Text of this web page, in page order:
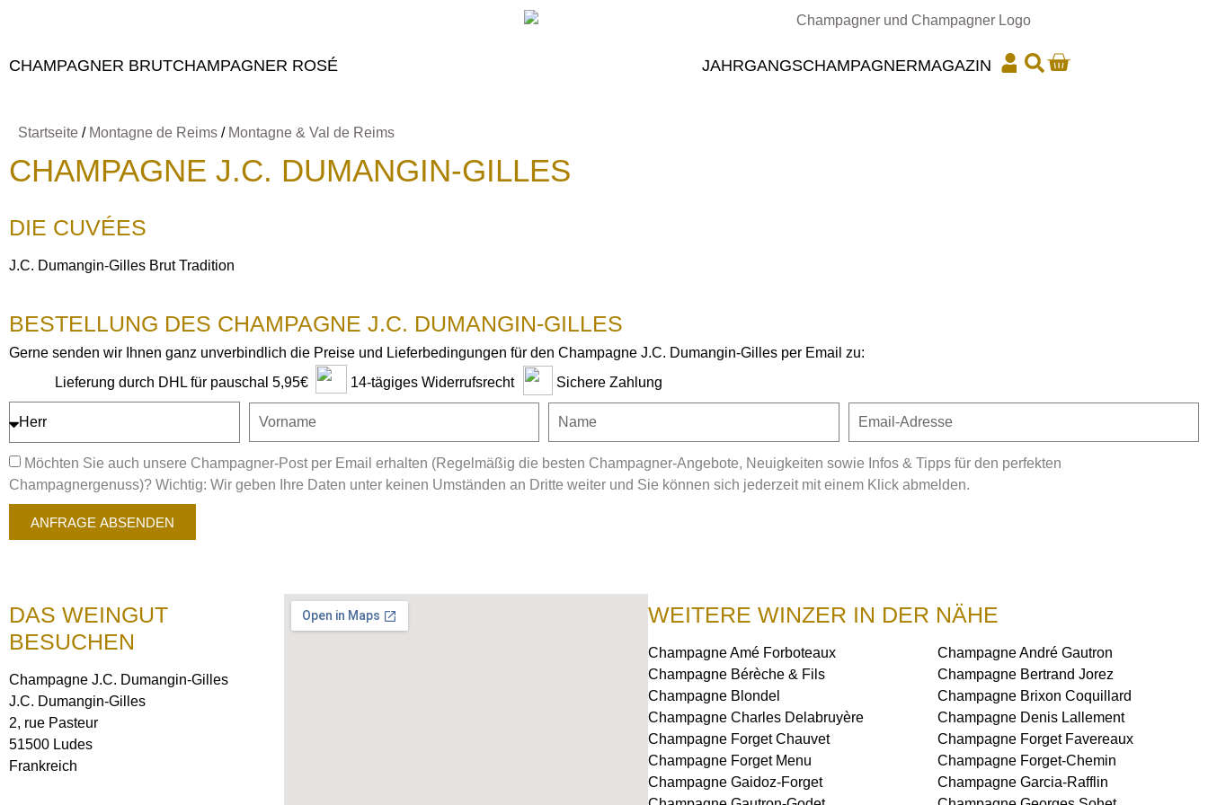
CHAMPAGNER BRUTCHAMPAGNER ROSÉ JAHRGANGSCHAMPAGNERMAGAZIN
Startseite / Montagne de Reims / Montagne & Val de Reims
CHAMPAGNE J.C. DUMANGIN-GILLES
DIE CUVÉES
J.C. Dumangin-Gilles Brut Tradition
BESTELLUNG DES CHAMPAGNE J.C. DUMANGIN-GILLES
Gerne senden wir Ihnen ganz unverbindlich die Preise und Lieferbedingungen für den Champagne J.C. Dumangin-Gilles per Email zu:
Lieferung durch DHL für pauschal 5,95€
14-tägiges Widerrufsrecht Sichere Zahlung
Möchten Sie auch unsere Champagner-Post per Email erhalten (Regelmäßig die besten Champagner-Angebote, Neuigkeiten sowie Infos & Tipps für den perfekten
Champagnergenuss)? Wichtig: Wir geben Ihre Daten unter keinen Umständen an Dritte weiter und Sie können sich jederzeit mit einem Klick abmelden.
ANFRAGE ABSENDEN
DAS WEINGUT
BESUCHEN
Champagne J.C. Dumangin-Gilles
J.C. Dumangin-Gilles
2, rue Pasteur
51500 Ludes
Frankreich
WEITERE WINZER IN DER NÄHE
Champagne Amé Forboteaux
Champagne André Gautron
Champagne Bérèche & Fils
Champagne Bertrand Jorez
Champagne Blondel
Champagne Brixon Coquillard
Champagne Charles Delabruyère
Champagne Denis Lallement
Champagne Forget Chauvet
Champagne Forget Favereaux
Champagne Forget Menu
Champagne Forget-Chemin
Champagne Gaidoz-Forget
Champagne Garcia-Rafflin